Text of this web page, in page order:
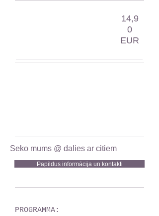
14,9
0
EUR
Seko mums @ dalies ar citiem
Papildus informācija un kontakti
PROGRAMMA: